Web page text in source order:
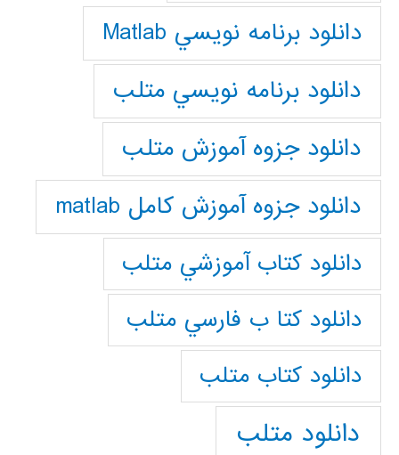
دانلود برنامه نويسي Matlab
دانلود برنامه نويسي متلب
دانلود جزوه آموزش متلب
دانلود جزوه آموزش کامل matlab
دانلود كتاب آموزشي متلب
دانلود كتا ب فارسي متلب
دانلود كتاب متلب
دانلود متلب